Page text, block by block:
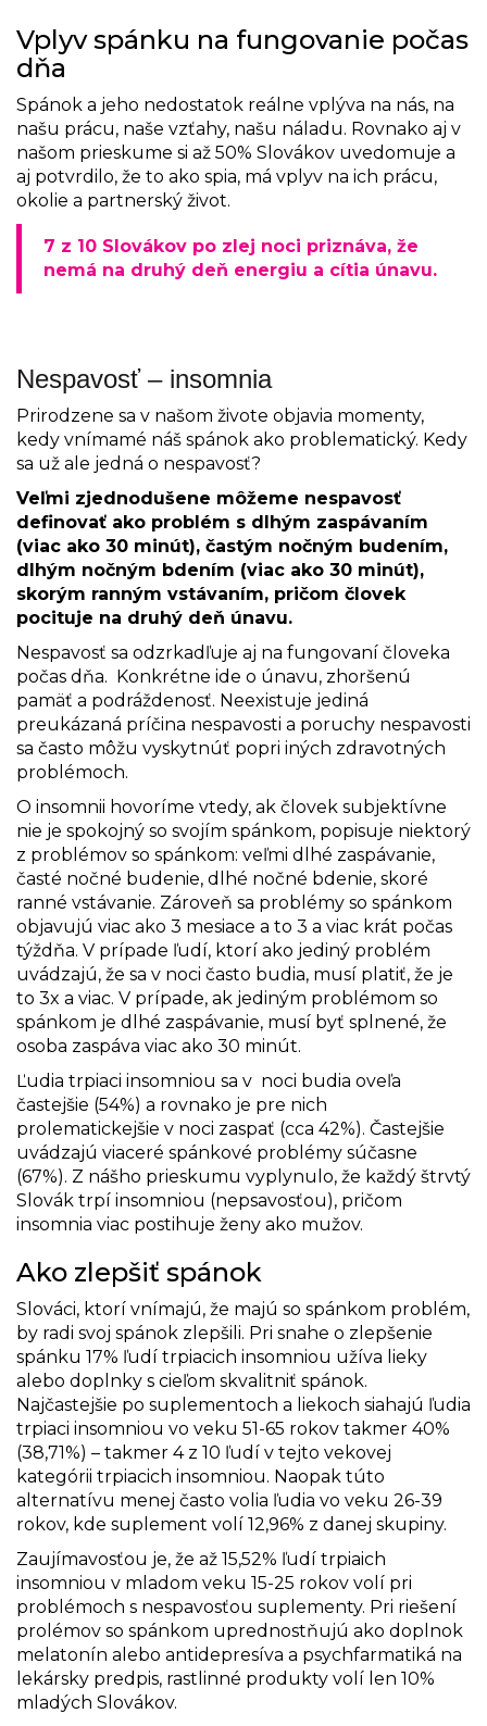
Vplyv spánku na fungovanie počas
dňa
Spánok a jeho nedostatok reálne vplýva na nás, na
našu prácu, naše vzťahy, našu náladu. Rovnako aj v
našom prieskume si až 50% Slovákov uvedomuje a
aj potvrdilo, že to ako spia, má vplyv na ich prácu,
okolie a partnerský život.
7 z 10 Slovákov po zlej noci priznáva, že
nemá na druhý deň energiu a cítia únavu.
Nespavosť – insomnia
Prirodzene sa v našom živote objavia momenty,
kedy vnímamé náš spánok ako problematický. Kedy
sa už ale jedná o nespavosť?
Veľmi zjednodušene môžeme nespavosť
definovať ako problém s dlhým zaspávaním
(viac ako 30 minút), častým nočným budením,
dlhým nočným bdením (viac ako 30 minút),
skorým ranným vstávaním, pričom človek
pocituje na druhý deň únavu.
Nespavosť sa odzrkadľuje aj na fungovaní človeka
počas dňa. Konkrétne ide o únavu, zhoršenú
pamäť a podráždenosť. Neexistuje jediná
preukázaná príčina nespavosti a poruchy nespavosti
sa často môžu vyskytnúť popri iných zdravotných
problémoch.
O insomnii hovoríme vtedy, ak človek subjektívne
nie je spokojný so svojím spánkom, popisuje niektorý
z problémov so spánkom: veľmi dlhé zaspávanie,
časté nočné budenie, dlhé nočné bdenie, skoré
ranné vstávanie. Zároveň sa problémy so spánkom
objavujú viac ako 3 mesiace a to 3 a viac krát počas
týždňa. V prípade ľudí, ktorí ako jediný problém
uvádzajú, že sa v noci často budia, musí platiť, že je
to 3x a viac. V prípade, ak jediným problémom so
spánkom je dlhé zaspávanie, musí byť splnené, že
osoba zaspáva viac ako 30 minút.
Ľudia trpiaci insomniou sa v noci budia oveľa
častejšie (54%) a rovnako je pre nich
prolematickejšie v noci zaspať (cca 42%). Častejšie
uvádzajú viaceré spánkové problémy súčasne
(67%). Z nášho prieskumu vyplynulo, že každý štrvtý
Slovák trpí insomniou (nepsavosťou), pričom
insomnia viac postihuje ženy ako mužov.
Ako zlepšiť spánok
Slováci, ktorí vnímajú, že majú so spánkom problém,
by radi svoj spánok zlepšili. Pri snahe o zlepšenie
spánku 17% ľudí trpiacich insomniou užíva lieky
alebo doplnky s cieľom skvalitniť spánok.
Najčastejšie po suplementoch a liekoch siahajú ľudia
trpiaci insomniou vo veku 51-65 rokov takmer 40%
(38,71%) – takmer 4 z 10 ľudí v tejto vekovej
kategórii trpiacich insomniou. Naopak túto
alternatívu menej často volia ľudia vo veku 26-39
rokov, kde suplement volí 12,96% z danej skupiny.
Zaujímavosťou je, že až 15,52% ľudí trpiaich
insomniou v mladom veku 15-25 rokov volí pri
problémoch s nespavosťou suplementy. Pri riešení
prolémov so spánkom uprednostňujú ako doplnok
melatonín alebo antidepresíva a psychfarmatiká na
lekársky predpis, rastlinné produkty volí len 10%
mladých Slovákov.